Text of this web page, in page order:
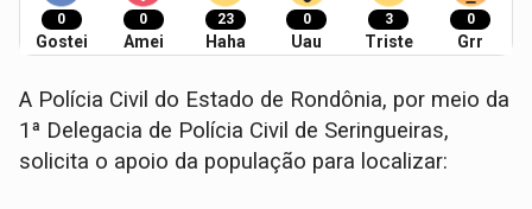
0
Gostei
0
Amei
23
Haha
0
Uau
3
Triste
0
Grr
A Polícia Civil do Estado de Rondônia, por meio da
1ª Delegacia de Polícia Civil de Seringueiras,
solicita o apoio da população para localizar: